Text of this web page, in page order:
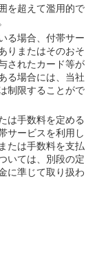
ッピング利用
ョッピング利
的な算定方
方法等の変
を超えて濫用的で
る場合、付帯サー
りまたはそのおそ
されたカード等が
る場合には、当社
制限することがで
は手数料を定める
サービスを利用し
たは手数料を支払
いては、別段の定
に準じて取り扱わ